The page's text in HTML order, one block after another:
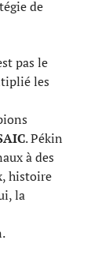
de
pas le
les
. Pékin
à des
histoire
la